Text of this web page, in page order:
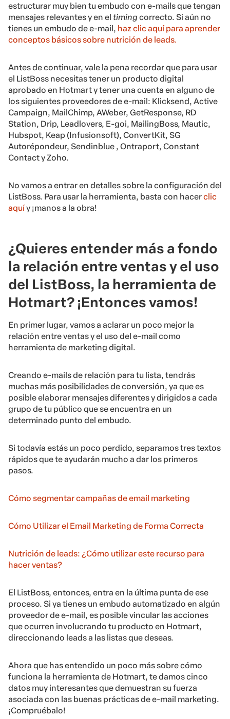
estructurar muy bien tu embudo con e-mails que tengan
mensajes relevantes y en el timingcorrecto. Si aún no
tienes un embudo de e-mail, haz clic aquí para aprender
conceptos básicos sobre nutrición de leads.
Antes de continuar, vale la pena recordar que para usar
el ListBoss necesitas tener un producto digital
aprobado en Hotmart y tener una cuenta en alguno de
los siguientes proveedores de e-mail: Klicksend, Active
Campaign, MailChimp, AWeber, GetResponse, RD
Station, Drip, Leadlovers, E-goi, MailingBoss, Mautic,
Hubspot, Keap (Infusionsoft), ConvertKit, SG
Autorépondeur, Sendinblue , Ontraport, Constant
Contact y Zoho.
No vamos a entrar en detalles sobre la configuración del
ListBoss. Para usar la herramienta, basta con hacerclic
aquíy ¡manos a la obra!
¿Quieres entender más a fondo
la relación entre ventas y el uso
del ListBoss, la herramienta de
Hotmart? ¡Entonces vamos!
En primer lugar, vamos a aclarar un poco mejor la
relación entre ventas y el uso del e-mail como
herramienta de marketing digital.
Creando e-mails de relación para tu lista, tendrás
muchas más posibilidades de conversión, ya que es
posible elaborar mensajes diferentes y dirigidos a cada
grupo de tu público que se encuentra en un
determinado punto del embudo.
Si todavía estás un poco perdido, separamos tres textos
rápidos que te ayudarán mucho a dar los primeros
pasos.
Cómo segmentar campañas de email marketing
Cómo Utilizar el Email Marketing de Forma Correcta
Nutrición de leads: ¿Cómo utilizar este recurso para
hacer ventas?
El ListBoss, entonces, entra en la última punta de ese
proceso. Si ya tienes un embudo automatizado en algún
proveedor de e-mail, es posible vincular las acciones
que ocurren involucrando tu producto en Hotmart,
direccionando leads a las listas que deseas.
Ahora que has entendido un poco más sobre cómo
funciona la herramienta de Hotmart, te damos cinco
datos muy interesantes que demuestran su fuerza
asociada con las buenas prácticas de e-mail marketing.
¡Compruébalo!